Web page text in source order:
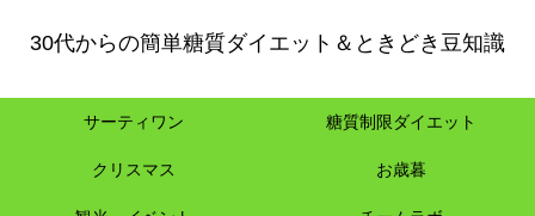
30代からの簡単糖質ダイエット＆ときどき豆知識
サーティワン 糖質制限ダイエット
クリスマス お歳暮